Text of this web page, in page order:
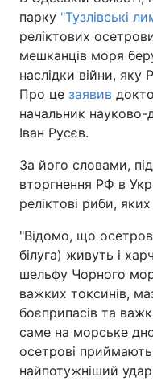
парку "Тузлівські
реліктових
мешканців моря
наслідки війни, яку
Про це заявив
начальник науково-
Іван Русєв.
За його словами,
вторгнення РФ в
реліктові риби,
"Відомо, що
білуга) живуть і
шельфу Чорного
важких токсинів,
боєприпасів та
саме на морське
осетрові
найпотужніший